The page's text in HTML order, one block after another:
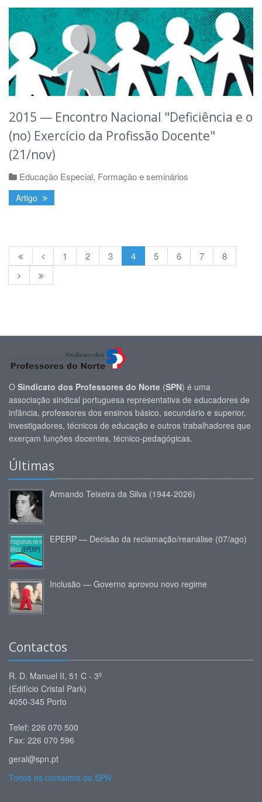
2015 — Encontro Nacional "Deficiência e o
(no) Exercício da Profissão Docente"
(21/nov)
Educação Especial, Formação e seminários
Artigo
1 2 3 4 5 6 7 8
O Sindicato dos Professores do Norte (SPN) é uma
associação sindical portuguesa representativa de educadores de
infância, professores dos ensinos básico, secundário e superior,
investigadores, técnicos de educação e outros trabalhadores que
exerçam funções docentes, técnico-pedagógicas.
Últimas
Armando Teixeira da Silva (1944-2026)
EPERP — Decisão da reclamação/reanálise (07/ago)
Inclusão — Governo aprovou novo regime
Contactos
R. D. Manuel II, 51 C - 3º
(Edifício Cristal Park)
4050-345 Porto
Telef: 226 070 500
Fax: 226 070 596
geral@spn.pt
Todos os contactos do SPN